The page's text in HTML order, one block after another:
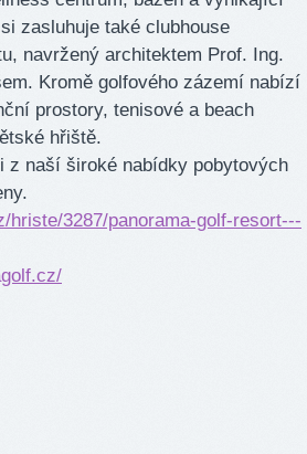
zasluhuje také clubhouse
navržený architektem Prof. Ing.
Kromě golfového zázemí nabízí
prostory, tenisové a beach
hřiště.
z naší široké nabídky pobytových
hriste/3287/panorama-golf-resort---